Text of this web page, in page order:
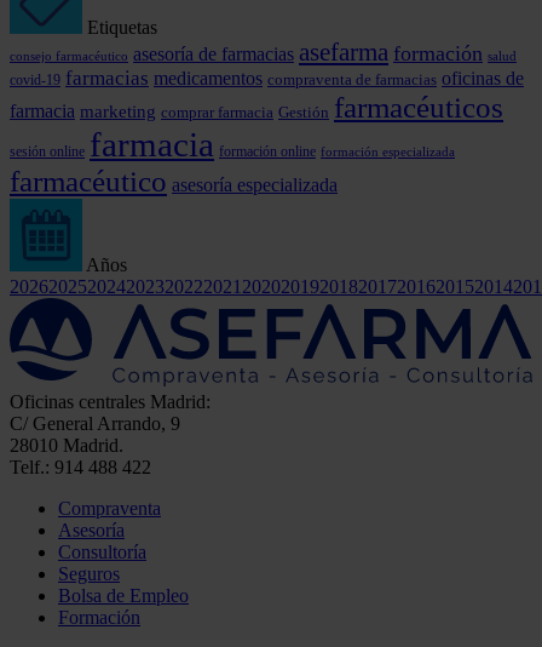
Etiquetas
consejo farmacéutico asesoría de farmacias asefarma formación salud
covid-19 farmacias medicamentos compraventa de farmacias oficinas de
farmacia marketing comprar farmacia Gestión farmacéuticos
sesión online farmacia formación online formación especializada
farmacéutico asesoría especializada
Años
202620252024202320222021 2020201920182017201620152014
Oficinas centrales Madrid:
C/ General Arrando, 9
28010 Madrid.
Telf.: 914 488 422
Compraventa
Asesoría
Consultoría
Seguros
Bolsa de Empleo
Formación